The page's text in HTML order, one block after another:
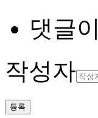
댓글
작성자
등록